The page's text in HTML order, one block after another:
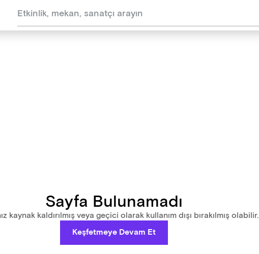
Sayfa Bulunamadı
kaynak kaldırılmış veya geçici olarak kullanım dışı bırakılmış olabilir.
Keşfetmeye Devam Et